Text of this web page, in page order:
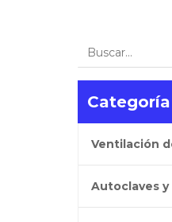
Ventilación
Autoclaves